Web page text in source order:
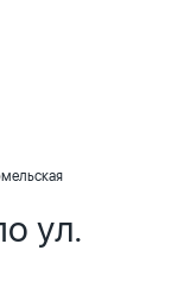
ул.